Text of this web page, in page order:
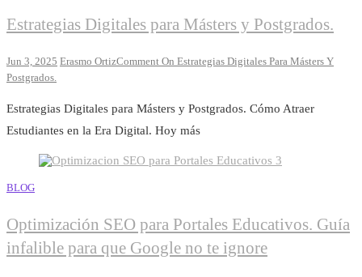
Estrategias Digitales para Másters y Postgrados.
Jun 3, 2025 Erasmo OrtizComment On Estrategias Digitales Para Másters Y
Postgrados.
Estrategias Digitales para Másters y Postgrados. Cómo Atraer
Estudiantes en la Era Digital. Hoy más
BLOG
Optimización SEO para Portales Educativos. Guía
infalible para que Google no te ignore